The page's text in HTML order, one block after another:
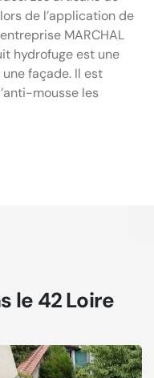
de l’application de
MARCHAL
hydrofuge est une
façade. Il est
mousse les
le 42 Loire